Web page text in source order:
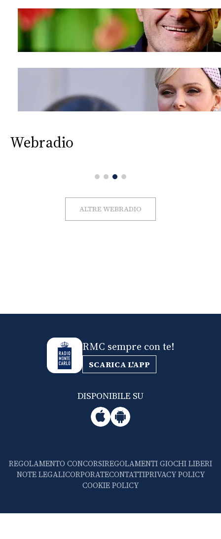
Webradio
ALTRE WEBRADIO
RMC sempre con te!
SCARICA L'APP
DISPONIBILE SU
REGOLAMENTO CONCORSIREGOLAMENTI GIOCHI LIBERI
NOTE LEGALICORPORATECONTATTIPRIVACY POLICY
COOKIE POLICY